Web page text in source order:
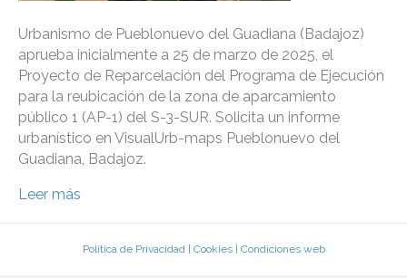
Urbanismo de Pueblonuevo del Guadiana (Badajoz)
aprueba inicialmente a 25 de marzo de 2025, el
Proyecto de Reparcelación del Programa de Ejecución
para la reubicación de la zona de aparcamiento
público 1 (AP-1) del S-3-SUR. Solicita un informe
urbanístico en VisualUrb-maps Pueblonuevo del
Guadiana, Badajoz.
Leer más
Política de Privacidad| Cookies| Condiciones web